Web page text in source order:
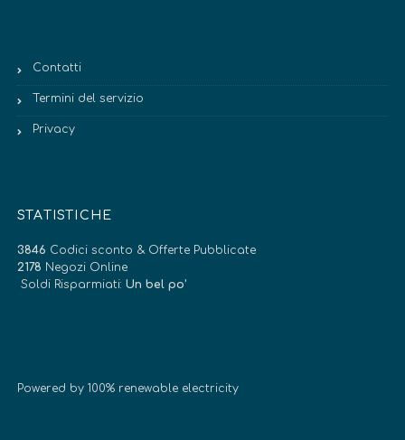
Contatti
Termini del servizio
Privacy
STATISTICHE
3846 Codici sconto & Offerte Pubblicate
2178 Negozi Online
Soldi Risparmiati: Un bel po’
Powered by 100% renewable electricity